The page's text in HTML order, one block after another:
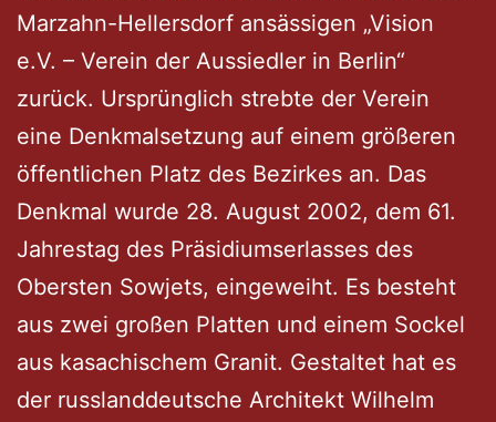
Marzahn-Hellersdorf ansässigen „Vision
e.V. – Verein der Aussiedler in Berlin“
zurück. Ursprünglich strebte der Verein
eine Denkmalsetzung auf einem größeren
öffentlichen Platz des Bezirkes an. Das
Denkmal wurde 28. August 2002, dem 61.
Jahrestag des Präsidiumserlasses des
Obersten Sowjets, eingeweiht. Es besteht
aus zwei großen Platten und einem Sockel
aus kasachischem Granit. Gestaltet hat es
der russlanddeutsche Architekt Wilhelm